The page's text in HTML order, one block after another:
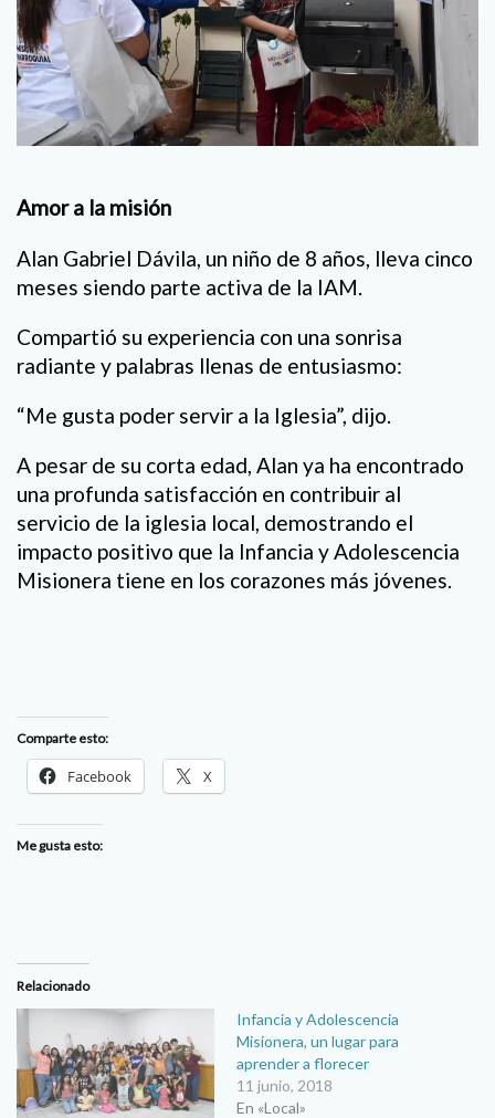
Amor a la misión
Alan Gabriel Dávila, un niño de 8 años, lleva cinco
meses siendo parte activa de la IAM.
Compartió su experiencia con una sonrisa
radiante y palabras llenas de entusiasmo:
“Me gusta poder servir a la Iglesia”, dijo.
A pesar de su corta edad, Alan ya ha encontrado
una profunda satisfacción en contribuir al
servicio de la iglesia local, demostrando el
impacto positivo que la Infancia y Adolescencia
Misionera tiene en los corazones más jóvenes.
Comparte esto:
Facebook X
Me gusta esto:
Relacionado
Infancia y Adolescencia
Misionera, un lugar para
aprender a florecer
11 junio, 2018
En «Local»